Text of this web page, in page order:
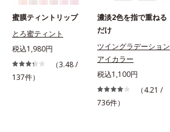
蜜膜ティントリップ
とろ蜜ティント
税込1,980円
（3.48 /
137件）
濃淡2色を指で重ねる
だけ
ツイングラデーション
アイカラー
税込1,100円
（4.21 /
736件）